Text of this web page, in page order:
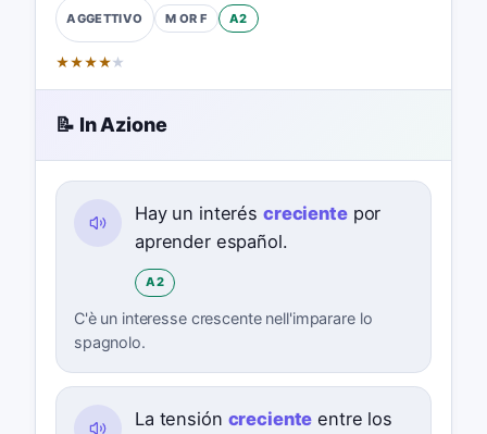
AGGETTIVO M OR F A2
★★★★★
📝 In Azione
Hay un interés crecientepor
aprender español.
A2
C'è un interesse crescente nell'imparare lo
spagnolo.
La tensión creciente entre los